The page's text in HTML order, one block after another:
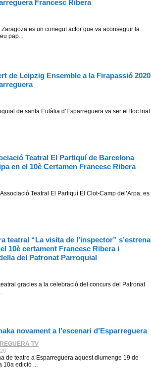
Francesc Ribera
es un conegut actor que va aconseguir la
pap...
de Leipzig Ensemble a la Firapassió 2020
de santa Eulàlia d’Esparreguera va ser el lloc triat
Teatral El Partiquí de Barcelona
en el 10è Certamen Francesc Ribera
Teatral El Partiquí El Clot-Camp del’Arpa, es
teatral “La visita de l’inspector” s’estrena
10è certament Francesc Ribera i
del Patronat Parroquial
gracies a la celebració del concurs del Patronat
novament a l’escenari d’Esparreguera
TV
a Esparreguera aquest diumenge 19 de
10a edició ...